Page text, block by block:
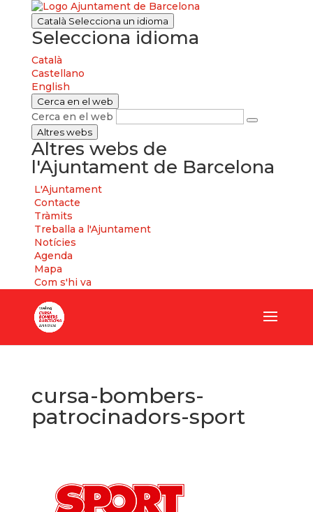
Català Selecciona un idioma
Selecciona idioma
Català
Castellano
English
Cerca en el web
Cerca en el web
Altres webs
Altres webs de
l'Ajuntament de Barcelona
L'Ajuntament
Contacte
Tràmits
Treballa a l'Ajuntament
Notícies
Agenda
Mapa
Com s'hi va
cursa-bombers-
patrocinadors-sport